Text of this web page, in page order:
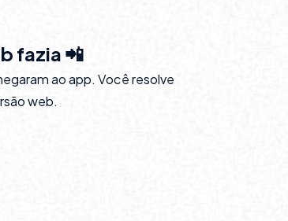
fazia 📲
ao app. Você resolve
web.